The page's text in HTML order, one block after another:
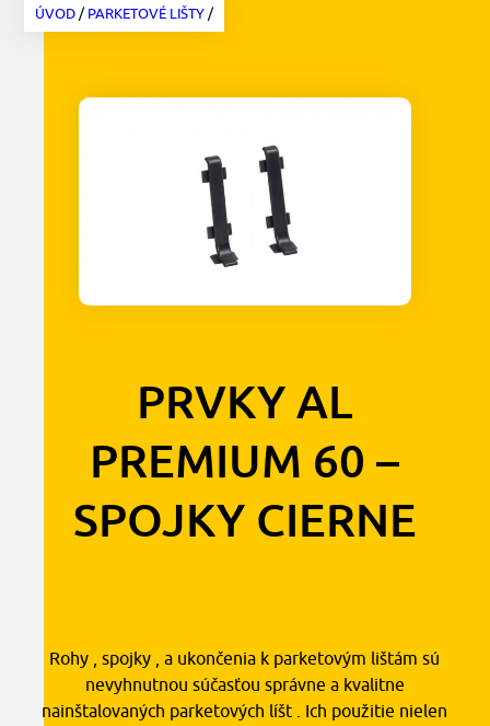
ÚVOD/PARKETOVÉ LIŠTY/
PRVKY AL
PREMIUM 60 –
SPOJKY CIERNE
Rohy , spojky , a ukončenia k parketovým lištám sú
nevyhnutnou súčasťou správne a kvalitne
nainštalovaných parketových líšt . Ich použitie nielen